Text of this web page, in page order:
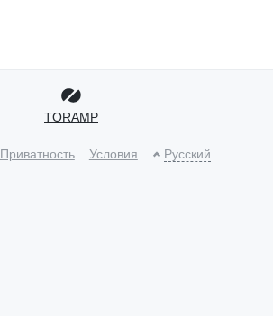
TORAMP
Приватность Условия Русский